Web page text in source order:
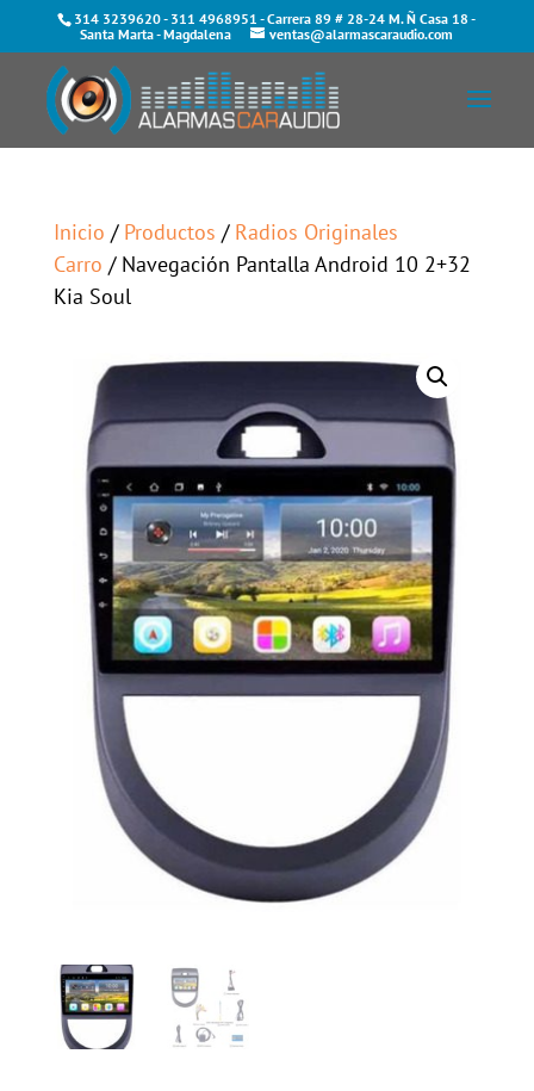
314 3239620- 311 4968951 - Carrera 89 # 28-24 M. Ñ Casa 18 -
Santa Marta - Magdalena
ventas@alarmascaraudio.com
Inicio / Productos / Radios Originales
Carro / Navegación Pantalla Android 10 2+32
Kia Soul